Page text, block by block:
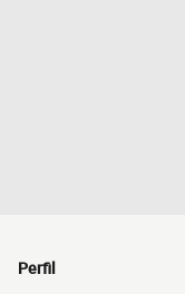
Perfil